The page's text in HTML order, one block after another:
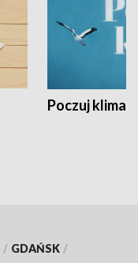
Poczuj klimat
/ GDAŃSK /